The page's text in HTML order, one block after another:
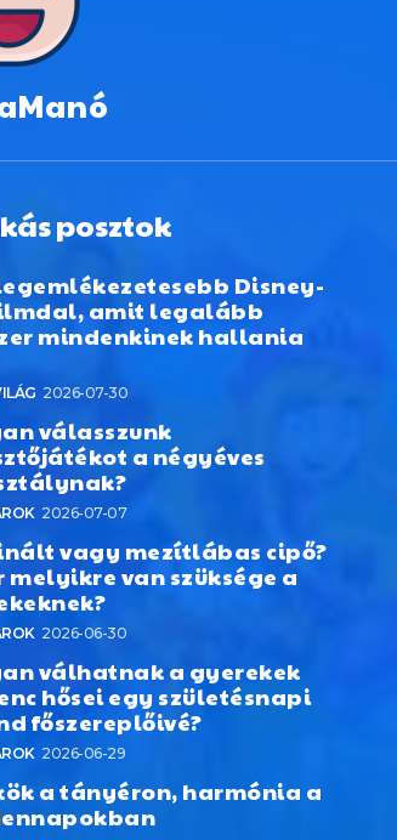
posztok
Disney-
amit legalább
mindenkinek hallania
2026-07-30
válasszunk
a négyéves
2026-07-07
vagy mezítlábas cipő?
melyikre van szüksége a
2026-06-30
válhatnak a gyerekek
hősei egy születésnapi
főszereplőivé?
2026-06-29
a tányéron, harmónia a